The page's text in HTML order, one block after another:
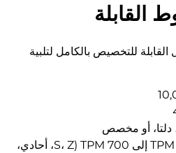
القابلة
للتخصيص بالكامل لتلبية
دلتا، أو مخصص
: من 40 TPM إلى 700 TPM (S، Z، أحادي،